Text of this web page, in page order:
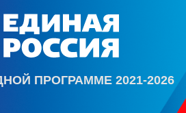
ПРОГРАММЕ 2021-2026